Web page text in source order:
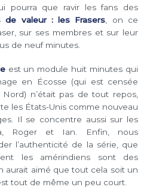
pourra que ravir les fans des
de valeur : les Frasers , on ce
sur ses membres et sur leur
de neuf minutes.
est un module huit minutes qui
en Écosse (qui est censée
n’était pas de tout repos,
les États-Unis comme nouveau
Il se concentre aussi sur les
Roger et Ian. Enfin, nous
l’authenticité de la série, que
les amérindiens sont des
aurait aimé que tout cela soit un
tout de même un peu court.